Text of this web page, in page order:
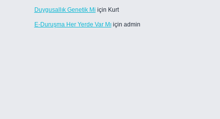
Duygusallık Genetik Mi için Kurt
E-Duruşma Her Yerde Var Mıiçin admin